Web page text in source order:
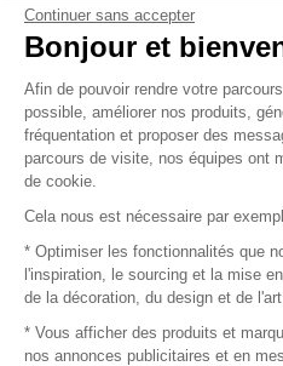
Vendez vos
Plan
© 2016 –
Continuer sans accepter
Bonjour et
Afin de pouvoir rendre votre
possible, améliorer nos produits,
fréquentation et proposer des
parcours de visite, nos équipes ont
de cookie.
Cela nous est nécessaire par
* Optimiser les fonctionnalités que
l'inspiration, le sourcing et la mise
de la décoration, du design et de
* Vous afficher des produits et
nos annonces publicitaires et en